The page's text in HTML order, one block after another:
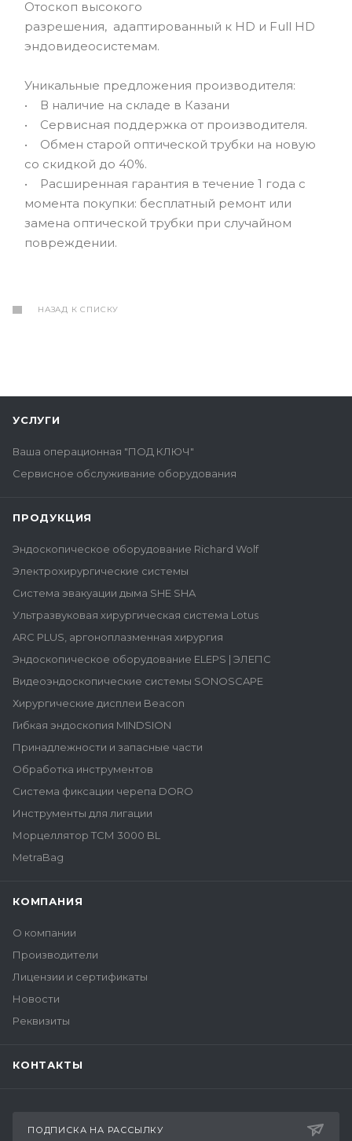
Отоскоп высокого
разрешения, адаптированный к HD и Full HD
эндовидеосистемам.
Уникальные предложения производителя:
• В наличие на складе в Казани
• Сервисная поддержка от производителя.
• Обмен старой оптической трубки на новую
со скидкой до 40%.
• Расширенная гарантия в течение 1 года с
момента покупки: бесплатный ремонт или
замена оптической трубки при случайном
повреждении.
НАЗАД К СПИСКУ
УСЛУГИ
Ваша операционная "ПОД КЛЮЧ"
Сервисное обслуживание оборудования
ПРОДУКЦИЯ
Эндоскопическое оборудование Richard Wolf
Электрохирургические системы
Система эвакуации дыма SHE SHA
Ультразвуковая хирургическая система Lotus
ARC PLUS, аргоноплазменная хирургия
Эндоскопическое оборудование ELEPS | ЭЛЕПС
Видеоэндоскопические системы SONOSCAPE
Хирургические дисплеи Beacon
Гибкая эндоскопия MINDSION
Принадлежности и запасные части
Обработка инструментов
Система фиксации черепа DORO
Инструменты для лигации
Морцеллятор ТСМ 3000 BL
MetraBag
КОМПАНИЯ
О компании
Производители
Лицензии и сертификаты
Новости
Реквизиты
КОНТАКТЫ
ПОДПИСКА НА РАССЫЛКУ